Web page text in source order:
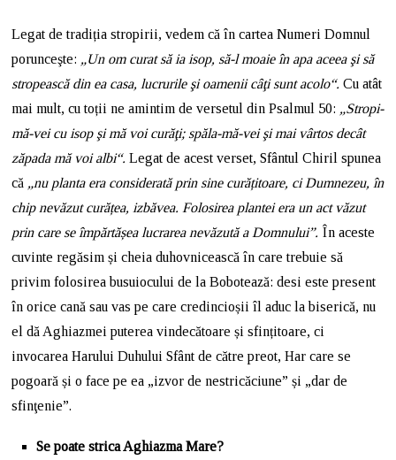
Legat de tradiția stropirii, vedem că în cartea Numeri Domnul
porunceşte: „Un om curat să ia isop, să-l moaie în apa aceea şi să
stropească din ea casa, lucrurile şi oamenii câţi sunt acolo“.Cu atât
mai mult, cu toții ne amintim de versetul din Psalmul 50: „Stropi-
mă-vei cu isop şi mă voi curăţi; spăla-mă-vei şi mai vârtos decât
zăpada mă voi albi“.Legat de acest verset, Sfântul Chiril spunea
că „nu planta era considerată prin sine curățitoare, ci Dumnezeu, în
chip nevăzut curățea, izbăvea. Folosirea plantei era un act văzut
prin care se împărtășea lucrarea nevăzută a Domnului”. În aceste
cuvinte regăsim și cheia duhovnicească în care trebuie să
privim folosirea busuiocului de la Bobotează: desi este present
în orice cană sau vas pe care credincioșii îl aduc la biserică, nu
el dă Aghiazmei puterea vindecătoare și sfințitoare, ci
invocarea Harului Duhului Sfânt de către preot, Har care se
pogoară și o face pe ea „izvor de nestricăciune” și „dar de
sfinţenie”.
Se poate strica Aghiazma Mare?